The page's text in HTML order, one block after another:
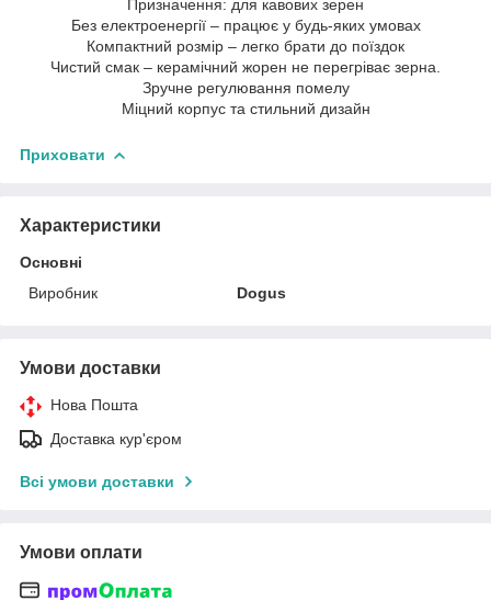
Призначення: для кавових зерен
Без електроенергії – працює у будь-яких умовах
Компактний розмір – легко брати до поїздок
Чистий смак – керамічний жорен не перегріває зерна.
Зручне регулювання помелу
Міцний корпус та стильний дизайн
Приховати
Характеристики
Основні
Виробник
Dogus
Умови доставки
Нова Пошта
Доставка кур'єром
Всі умови доставки
Умови оплати